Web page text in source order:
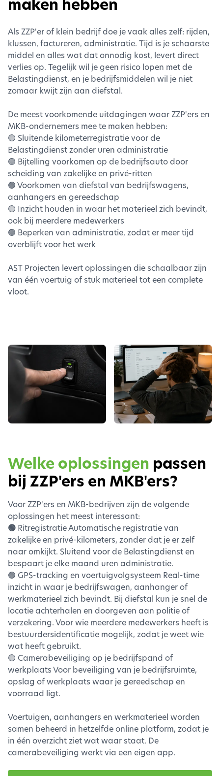
maken hebben
Als ZZP'er of klein bedrijf doe je vaak alles zelf: rijden,
klussen, factureren, administratie. Tijd is je schaarste
middel en alles wat dat onnodig kost, levert direct
verlies op. Tegelijk wil je geen risico lopen met de
Belastingdienst, en je bedrijfsmiddelen wil je niet
zomaar kwijt zijn aan diefstal.
De meest voorkomende uitdagingen waar ZZP'ers en
MKB-ondernemers mee te maken hebben:
🟢 Sluitende kilometerregistratie voor de
Belastingdienst zonder uren administratie
🟢 Bijtelling voorkomen op de bedrijfsauto door
scheiding van zakelijke en privé-ritten
🟢 Voorkomen van diefstal van bedrijfswagens,
aanhangers en gereedschap
🟢 Inzicht houden in waar het materieel zich bevindt,
ook bij meerdere medewerkers
🟢 Beperken van administratie, zodat er meer tijd
overblijft voor het werk
AST Projecten levert oplossingen die schaalbaar zijn
van één voertuig of stuk materieel tot een complete
vloot.
Welke oplossingen passen
bij ZZP'ers en MKB'ers?
Voor ZZP'ers en MKB-bedrijven zijn de volgende
oplossingen het meest interessant:
🟢 Ritregistratie Automatische registratie van
zakelijke en privé-kilometers, zonder dat je er zelf
naar omkijkt. Sluitend voor de Belastingdienst en
bespaart je elke maand uren administratie.
🟢 GPS-tracking en voertuigvolgsysteem Real-time
inzicht in waar je bedrijfswagen, aanhanger of
werkmaterieel zich bevindt. Bij diefstal kun je snel de
locatie achterhalen en doorgeven aan politie of
verzekering. Voor wie meerdere medewerkers heeft is
bestuurdersidentificatie mogelijk, zodat je weet wie
wat heeft gebruikt.
🟢 Camerabeveiliging op je bedrijfspand of
werkplaats Voor beveiliging van je bedrijfsruimte,
opslag of werkplaats waar je gereedschap en
voorraad ligt.
Voertuigen, aanhangers en werkmaterieel worden
samen beheerd in hetzelfde online platform, zodat je
in één overzicht ziet wat waar staat. De
camerabeveiliging werkt via een eigen app.